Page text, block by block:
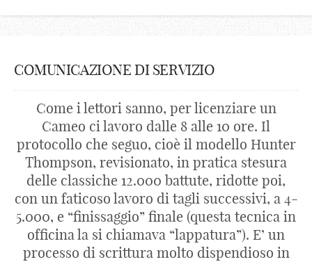
COMUNICAZIONE DI SERVIZIO
Come i lettori sanno, per licenziare un
Cameo ci lavoro dalle 8 alle 10 ore. Il
protocollo che seguo, cioè il modello Hunter
Thompson, revisionato, in pratica stesura
delle classiche 12.000 battute, ridotte poi,
con un faticoso lavoro di tagli successivi, a 4-
5.000, e “finissaggio” finale (questa tecnica in
officina la si chiamava “lappatura”). E’ un
processo di scrittura molto dispendioso in